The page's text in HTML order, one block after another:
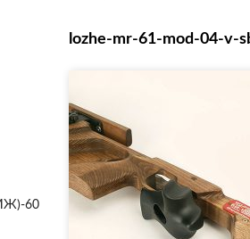
lozhe-mr-61-mod-04-v-
60